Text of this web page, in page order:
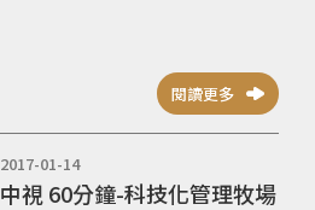
閱讀更多
2017-01-14
中視 60分鐘-科技化管理牧場